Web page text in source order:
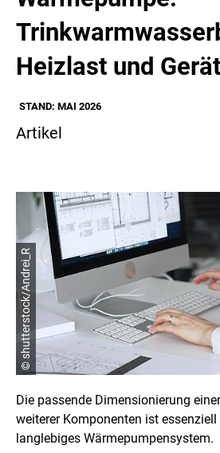
Heizlast und
STAND: MAI 2026
Artikel
© shutterstock/Andrei_R
Die passende Dimensionierung
weiterer Komponenten ist
langlebiges Wärmepumpensystem.